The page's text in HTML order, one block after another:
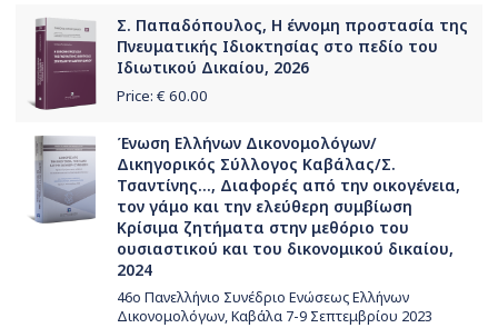
Σ. Παπαδόπουλος, Η έννομη προστασία της
Πνευματικής Ιδιοκτησίας στο πεδίο του
Ιδιωτικού Δικαίου, 2026
Price: € 60.00
Ένωση Ελλήνων Δικονομολόγων/
Δικηγορικός Σύλλογος Καβάλας/Σ.
Τσαντίνης..., Διαφορές από την οικογένεια,
τον γάμο και την ελεύθερη συμβίωση
Κρίσιμα ζητήματα στην μεθόριο του
ουσιαστικού και του δικονομικού δικαίου,
2024
46ο Πανελλήνιο Συνέδριο Ενώσεως Ελλήνων
Δικονομολόγων, Καβάλα 7-9 Σεπτεμβρίου 2023